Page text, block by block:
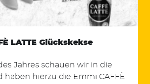
LATTE Glückskekse
Jahres schauen wir in die
haben hierzu die Emmi CAFFÈ